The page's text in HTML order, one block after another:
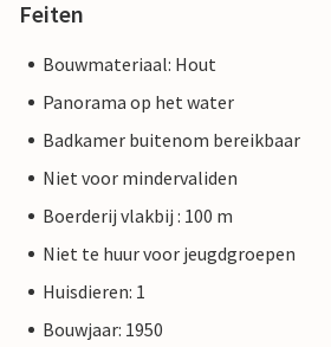
Feiten
Bouwmateriaal: Hout
Panorama op het water
Badkamer buitenom bereikbaar
Niet voor mindervaliden
Boerderij vlakbij : 100 m
Niet te huur voor jeugdgroepen
Huisdieren: 1
Bouwjaar: 1950